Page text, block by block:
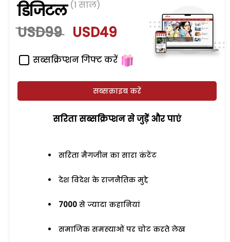
डिजिटल (1 साल)
USD99 USD49
सब्सक्रिप्शन गिफ्ट करें
सब्सक्राइब करें
सरिता सब्सक्रिप्शन से जुड़ेें और पाएं
सरिता मैगजीन का सारा कंटेंट
देश विदेश के राजनैतिक मुद्दे
7000 से ज्यादा कहानियां
समाजिक समस्याओं पर चोट करते लेख